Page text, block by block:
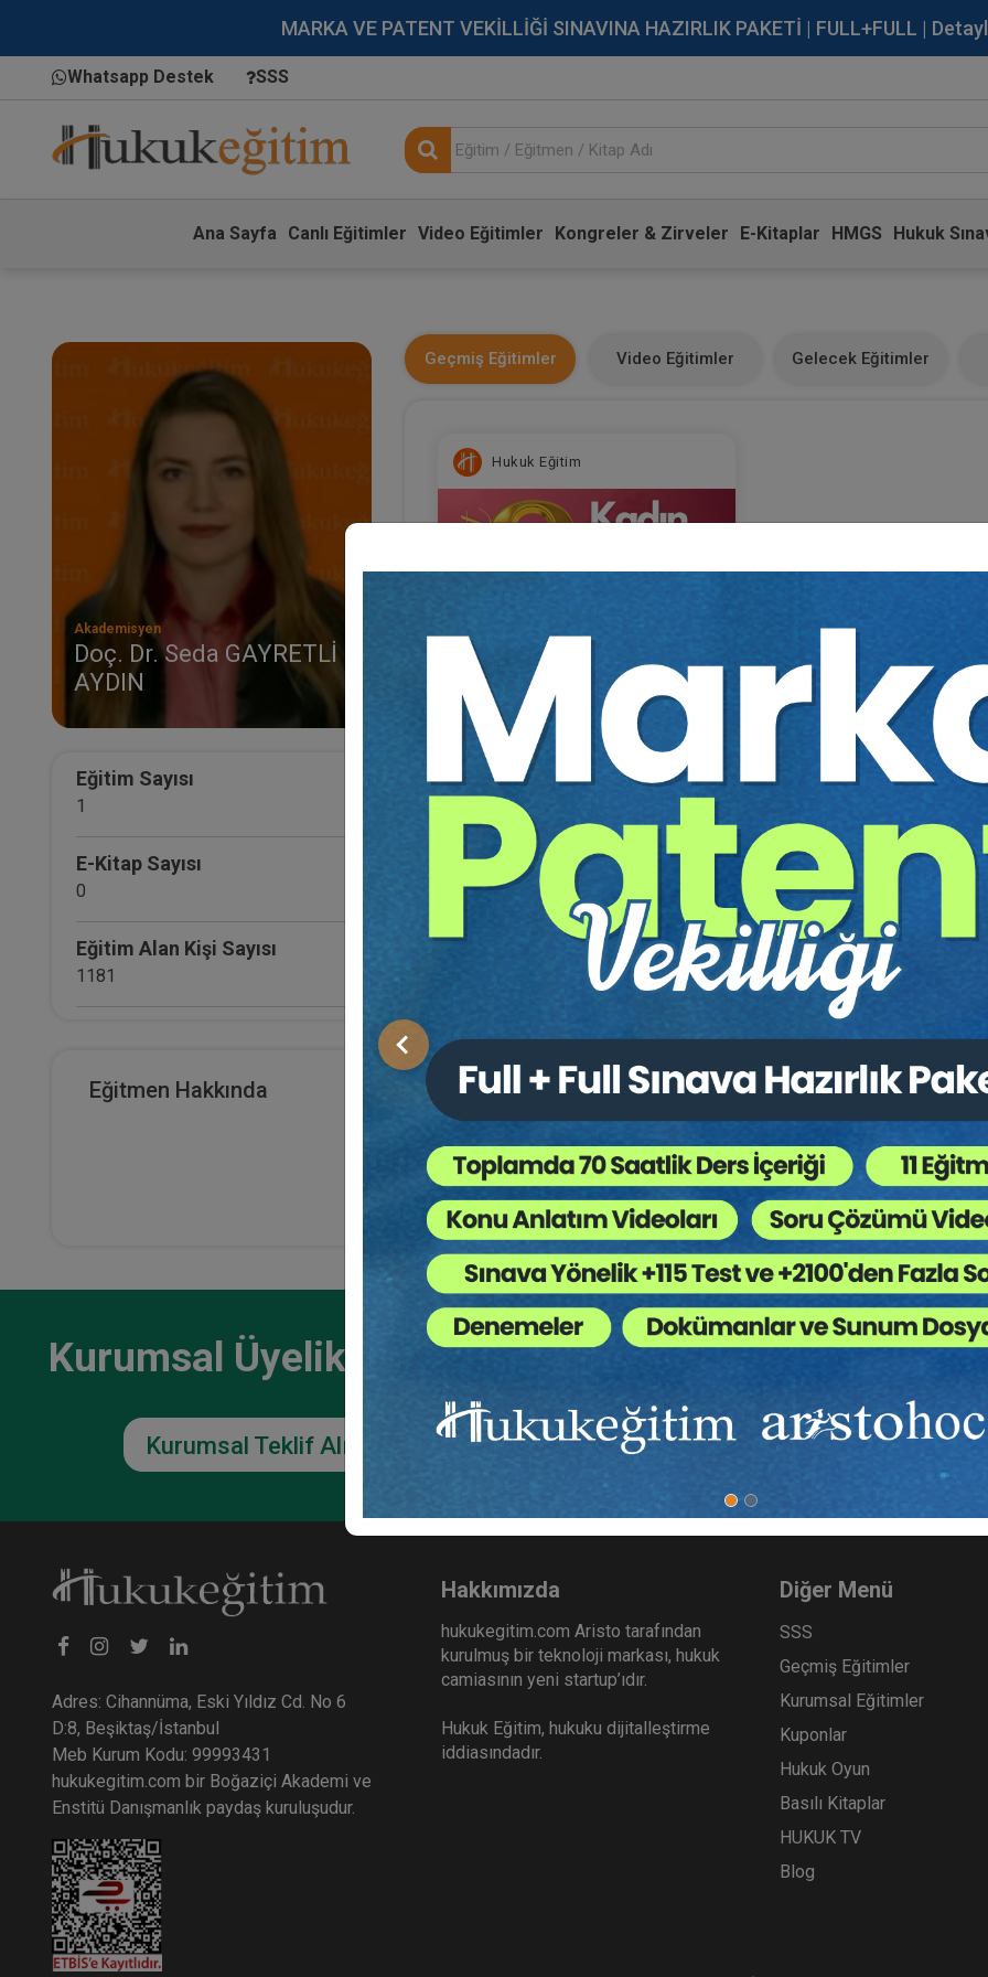
MARKA VE PATENT VEKİLLİĞİ SINAVINA HAZIRLIK PAKETİ | FULL+FULL |
Whatsapp Destek SSS
Ana Sayfa Canlı Eğitimler Video Eğitimler Kongreler & Zirveler E-Kitaplar HMGS Hukuk
Önceki
Akademisyen
Doç. Dr. Seda GAYRETLİ
AYDIN
Eğitim Sayısı
1
E-Kitap Sayısı
0
Eğitim Alan Kişi Sayısı
1181
Geçmiş Eğitimler Video Eğitimler Gelecek Eğitimler
Hukuk Eğitim
8 Mart Kadın Hakları Günü Özel
Oturumu - V. MEDENİ HUKUK
KONGRESİ
Eğitim Yapıldı Tekrar Talep Et
Eğitmen Hakkında
Kurumsal Üyelikler İçin
Kurumsal Teklif Alın
Ekibinizin hukuk bilgisini yükseltin, kaliteli içeriklerle
Ekibinize, Hukuk Eğitim’in birbirinden kaliteli
sınırsız erişim imkanı sunun.
Adres: Cihannüma, Eski Yıldız Cd. No 6
D:8, Beşiktaş/İstanbul
Meb Kurum Kodu: 99993431
hukukegitim.com bir Boğaziçi Akademi ve
Enstitü Danışmanlık paydaş kuruluşudur.
Hakkımızda
hukukegitim.com Aristo tarafından
kurulmuş bir teknoloji markası, hukuk
camiasının yeni startup’ıdır.
Hukuk Eğitim, hukuku dijitalleştirme
iddiasındadır.
Diğer Menü
SSS
Geçmiş Eğitimler
Kurumsal Eğitimler
Kuponlar
Hukuk Oyun
Basılı Kitaplar
HUKUK TV
Blog